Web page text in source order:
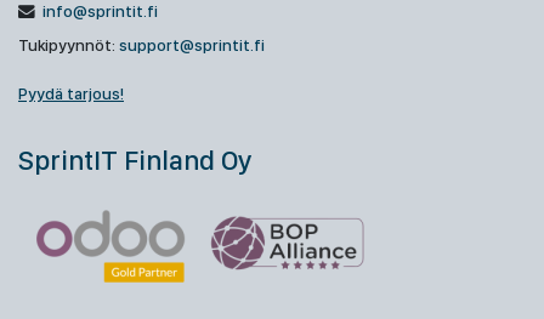
info@sprintit.fi
Tukipyynnöt: support@sprintit.fi
Pyydä tarjous!
SprintIT Finland Oy